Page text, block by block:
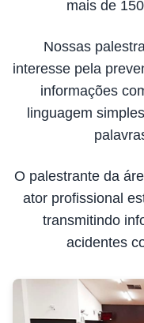
mais de
Nossas
interesse pela
informações
linguagem
O palestrante da
ator profissional
transmitindo
acidentes